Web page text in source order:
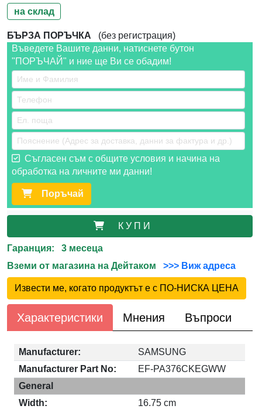
на склад
БЪРЗА ПОРЪЧКА (без регистрация)
Въведете Вашите данни, натиснете бутон
"ПОРЪЧАЙ" и ние ще Ви се обадим!
Съгласен съм с общите условия и начина на
обработка на личните ми данни!
Поръчай
К У П И
Гаранция: 3 месеца
Вземи от магазина на Дейтаком
>>> Виж адреса
Извести ме, когато продуктът е с ПО-НИСКА ЦЕНА
Характеристики Мнения Въпроси
Manufacturer:
SAMSUNG
Manufacturer Part No:
EF-PA376CKEGWW
General
Width:
16.75 cm